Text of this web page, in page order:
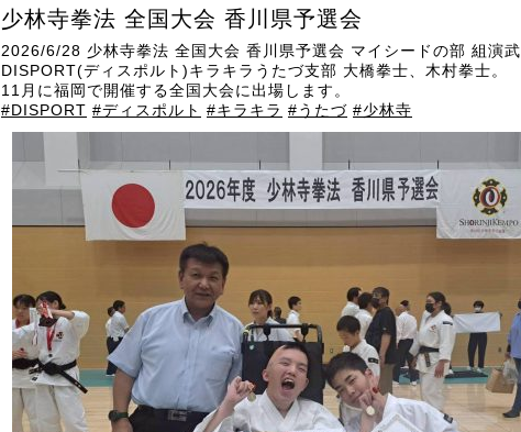
少林寺拳法 全国大会 香川県予選会
2026/6/28 少林寺拳法 全国大会 香川県予選会 マイシードの部 組演武
DISPORT(ディスポルト)キラキラうたづ支部 大橋拳士、木村拳士。
11月に福岡で開催する全国大会に出場します。
#DISPORT #ディスポルト #キラキラ #うたづ #少林寺